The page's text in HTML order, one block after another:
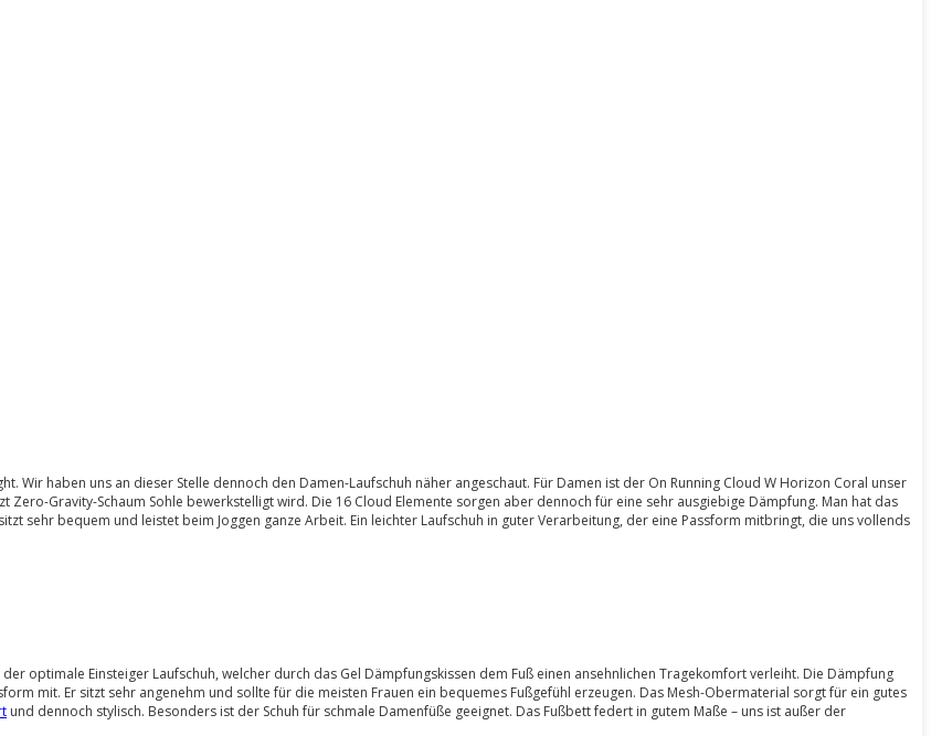
Wir haben uns an dieser Stelle dennoch den Damen-Laufschuh näher angeschaut. Für Damen ist der On Running Cloud W Horizon Coral unser
Zero-Gravity-Schaum Sohle bewerkstelligt wird. Die 16 Cloud Elemente sorgen aber dennoch für eine sehr ausgiebige Dämpfung. Man hat das
sehr bequem und leistet beim Joggen ganze Arbeit. Ein leichter Laufschuh in guter Verarbeitung, der eine Passform mitbringt, die uns vollends
optimale Einsteiger Laufschuh, welcher durch das Gel Dämpfungskissen dem Fuß einen ansehnlichen Tragekomfort verleiht. Die Dämpfung
mit. Er sitzt sehr angenehm und sollte für die meisten Frauen ein bequemes Fußgefühl erzeugen. Das Mesh-Obermaterial sorgt für ein gutes
und dennoch stylisch. Besonders ist der Schuh für schmale Damenfüße geeignet. Das Fußbett federt in gutem Maße – uns ist außer der